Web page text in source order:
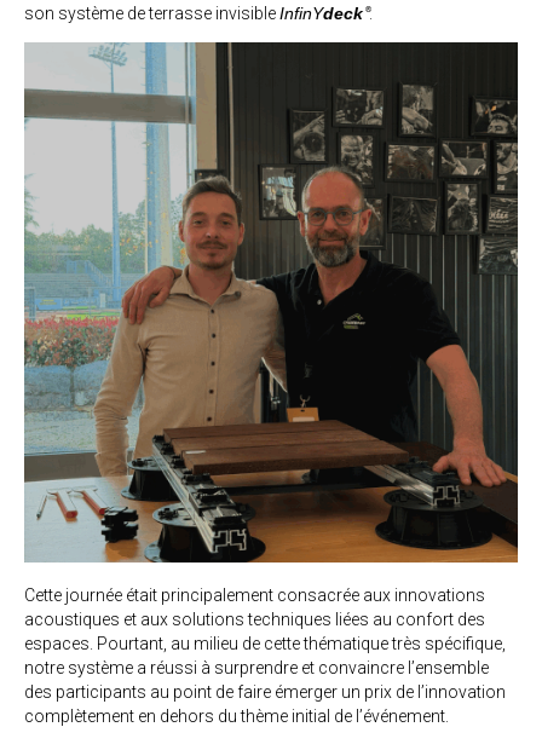
son système de terrasse invisibleInfinYdeck ®.
Cette journée était principalement consacrée aux innovations
acoustiques et aux solutions techniques liées au confort des
espaces. Pourtant, au milieu de cette thématique très spécifique,
notre système a réussi à surprendre et convaincre l’ensemble
des participants au point de faire émerger un prix de l’innovation
complètement en dehors du thème initial de l’événement.